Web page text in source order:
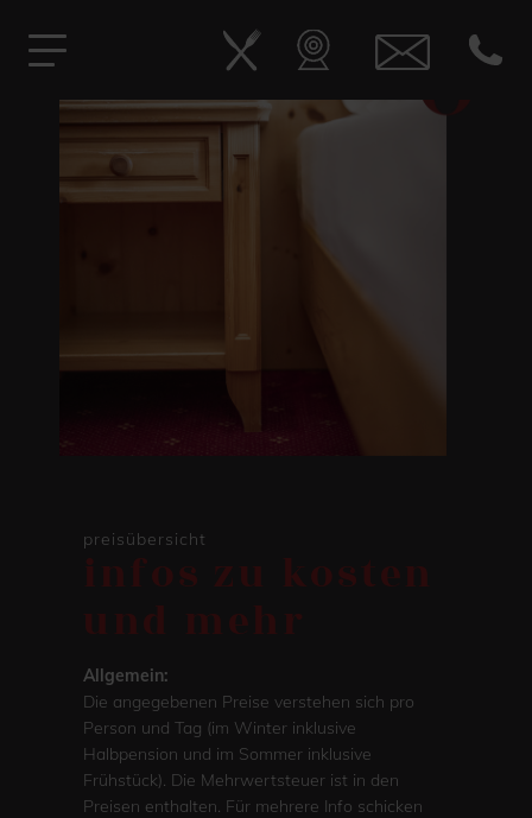
preisübersicht
infos zu kosten
und mehr
Allgemein:
Die angegebenen Preise verstehen sich pro
Person und Tag (im Winter inklusive
Halbpension und im Sommer inklusive
Frühstück). Die Mehrwertsteuer ist in den
Preisen enthalten. Für mehrere Info schicken